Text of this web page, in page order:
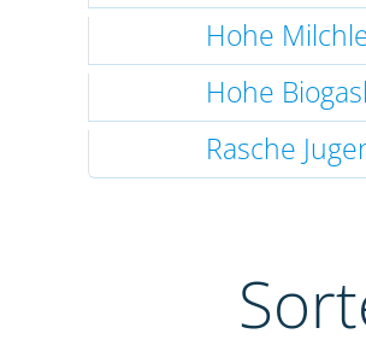
Hohe
Hohe
Rasche